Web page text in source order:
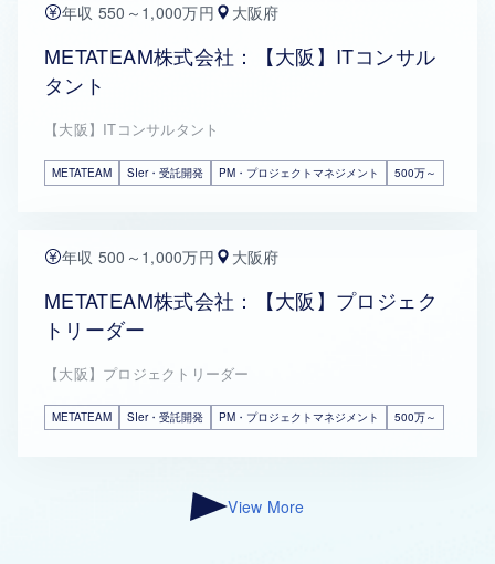
年収 550～1,000万円 大阪府
METATEAM株式会社：【大阪】ITコンサル
タント
【大阪】ITコンサルタント
METATEAM SIer・受託開発 PM・プロジェクトマネジメント 500万～
年収 500～1,000万円 大阪府
METATEAM株式会社：【大阪】プロジェク
トリーダー
【大阪】プロジェクトリーダー
METATEAM SIer・受託開発 PM・プロジェクトマネジメント 500万～
View More